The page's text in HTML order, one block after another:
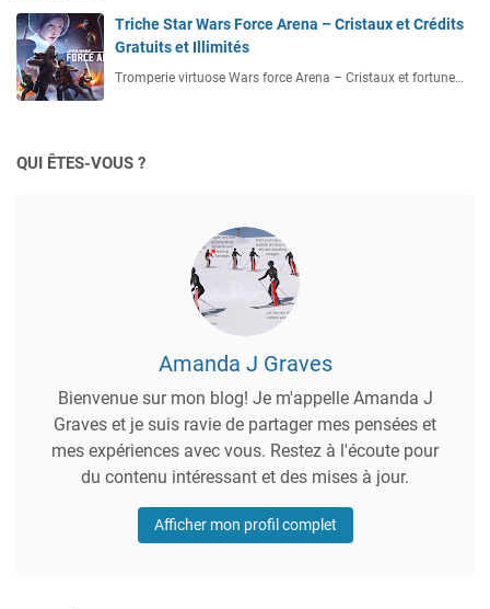
Triche Star Wars Force Arena – Cristaux et Crédits
Gratuits et Illimités
Tromperie virtuose Wars force Arena – Cristaux et fortune…
QUI ÊTES-VOUS ?
Amanda J Graves
Bienvenue sur mon blog! Je m'appelle Amanda J
Graves et je suis ravie de partager mes pensées et
mes expériences avec vous. Restez à l'écoute pour
du contenu intéressant et des mises à jour.
Afficher mon profil complet